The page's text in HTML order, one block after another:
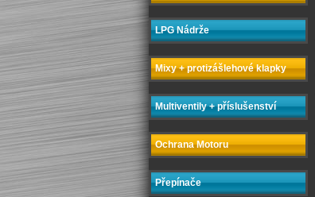
LPG Nádrže
Mixy + protizášlehové klapky
Multiventily + příslušenství
Ochrana Motoru
Přepínače